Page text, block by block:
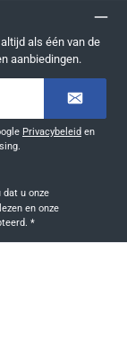
als één van de
aanbiedingen.
Privacybeleid en
Door doorgaan te selecteren, bevestigt u dat u onze
*